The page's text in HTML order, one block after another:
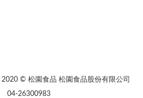
| 2020 © 松園食品 松園食品股份有限公司
04-26300983